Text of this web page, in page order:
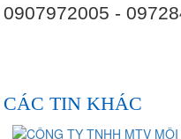
0907972005 -
CÁC TIN KHÁC